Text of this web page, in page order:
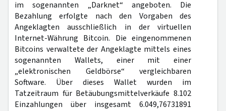
im sogenannten „Darknet“ angeboten. Die
Bezahlung erfolgte nach den Vorgaben des
Angeklagten ausschließlich in der virtuellen
Internet-Währung Bitcoin. Die eingenommenen
Bitcoins verwaltete der Angeklagte mittels eines
sogenannten Wallets, einer mit einer
„elektronischen Geldbörse“ vergleichbaren
Software. Über dieses Wallet wurden im
Tatzeitraum für Betäubungsmittelverkäufe 8.102
Einzahlungen über insgesamt 6.049,76731891